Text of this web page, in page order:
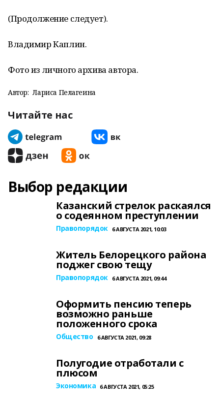
(Продолжение следует).
Владимир Каплин.
Фото из личного архива автора.
Автор: Лариса Пелагеина
Читайте нас
Выбор редакции
Казанский стрелок раскаялся
о содеянном преступлении
Правопорядок 6 АВГУСТА 2021, 10:03
Житель Белорецкого района
поджег свою тещу
Правопорядок 6 АВГУСТА 2021, 09:44
Оформить пенсию теперь
возможно раньше
положенного срока
Общество 6 АВГУСТА 2021, 09:28
Полугодие отработали с
плюсом
Экономика 6 АВГУСТА 2021, 05:25